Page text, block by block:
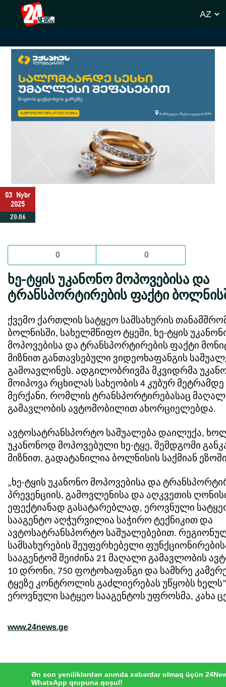
03 Nybr
2025
20:06
0 0
ხე-ტყის უკანონო მოპოვებისა და
ტრანსპორტირების ფაქტი
ქვემო ქართლის სატყეო სამსახურის
ბოლნისში, სახელმწიფო ტყეში, ხე-ტყის
მოპოვებისა და ტრანსპორტირების ფაქტი
მიზნით განთავსებული ვიდეოხაფანგის
გამოავლინეს. ადგილობრივმა მკვიდრმა
მოიპოვა რცხილას სახეობის 4 კუბურ მეტრამდე
მერქანი, რომლის ტრანსპორტირებასაც
გამავლობის ავტომობილით ახორციელებდა.
ავტოსატრანსპორტო საშუალება დაილუქა,
უკანონოდ მოპოვებული ხე-ტყე, შემდგომი
მიზნით, გადატანილია ბოლნისის საქმიან
„ხე-ტყის უკანონო მოპოვებისა და
პრევენციის, გამოვლენისა და აღკვეთის
ეფექტიანად გასატარებლად, ეროვნული
სააგენტო აღჭურვილია საჭირო ტექნიკით და
ავტოსატრანსპორტო საშუალებებით.
სამსახურების შეუფერხებელი
სააგენტომ შეიძინა 21 მაღალი გამავლობის
10 დრონი, 750 ფოტოხაფანგი და სამხრე
ტყეზე კონტროლის გაძლიერებას უწყობს
ეროვნული სატყეო სააგენტოს უფროსმა, კახა
www.24news.ge
Ən son yeniliklərdən anında xəbərdar olmaq üçün
WhatsApp qrupuna qoşul!